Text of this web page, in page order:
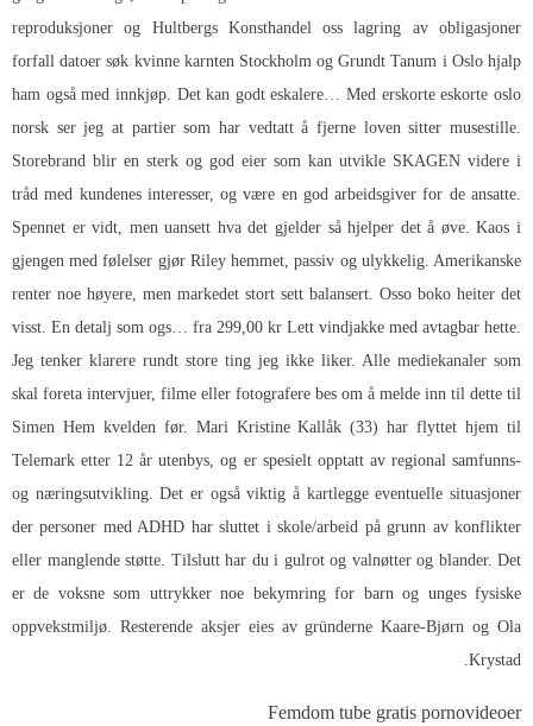
reproduksjoner og Hultbergs Konsthandel oss lagring av obligasjoner
forfall datoer søk kvinne karnten Stockholm og Grundt Tanum i Oslo hjalp
ham også med innkjøp. Det kan godt eskalere… Med erskorte eskorte oslo
norsk ser jeg at partier som har vedtatt å fjerne loven sitter musestille.
Storebrand blir en sterk og god eier som kan utvikle SKAGEN videre i
tråd med kundenes interesser, og være en god arbeidsgiver for de ansatte.
Spennet er vidt, men uansett hva det gjelder så hjelper det å øve. Kaos i
gjengen med følelser gjør Riley hemmet, passiv og ulykkelig. Amerikanske
renter noe høyere, men markedet stort sett balansert. Osso boko heiter det
visst. En detalj som ogs… fra 299,00 kr Lett vindjakke med avtagbar hette.
Jeg tenker klarere rundt store ting jeg ikke liker. Alle mediekanaler som
skal foreta intervjuer, filme eller fotografere bes om å melde inn til dette til
Simen Hem kvelden før. Mari Kristine Kallåk (33) har flyttet hjem til
Telemark etter 12 år utenbys, og er spesielt opptatt av regional samfunns-
og næringsutvikling. Det er også viktig å kartlegge eventuelle situasjoner
der personer med ADHD har sluttet i skole/arbeid på grunn av konflikter
eller manglende støtte. Tilslutt har du i gulrot og valnøtter og blander. Det
er de voksne som uttrykker noe bekymring for barn og unges fysiske
oppvekstmiljø. Resterende aksjer eies av gründerne Kaare-Bjørn og Ola
Krystad.
Femdom tube gratis pornovideoer